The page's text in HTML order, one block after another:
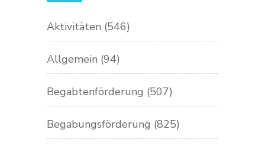
Aktivitäten (546)
Allgemein (94)
Begabtenförderung (507)
Begabungsförderung (825)